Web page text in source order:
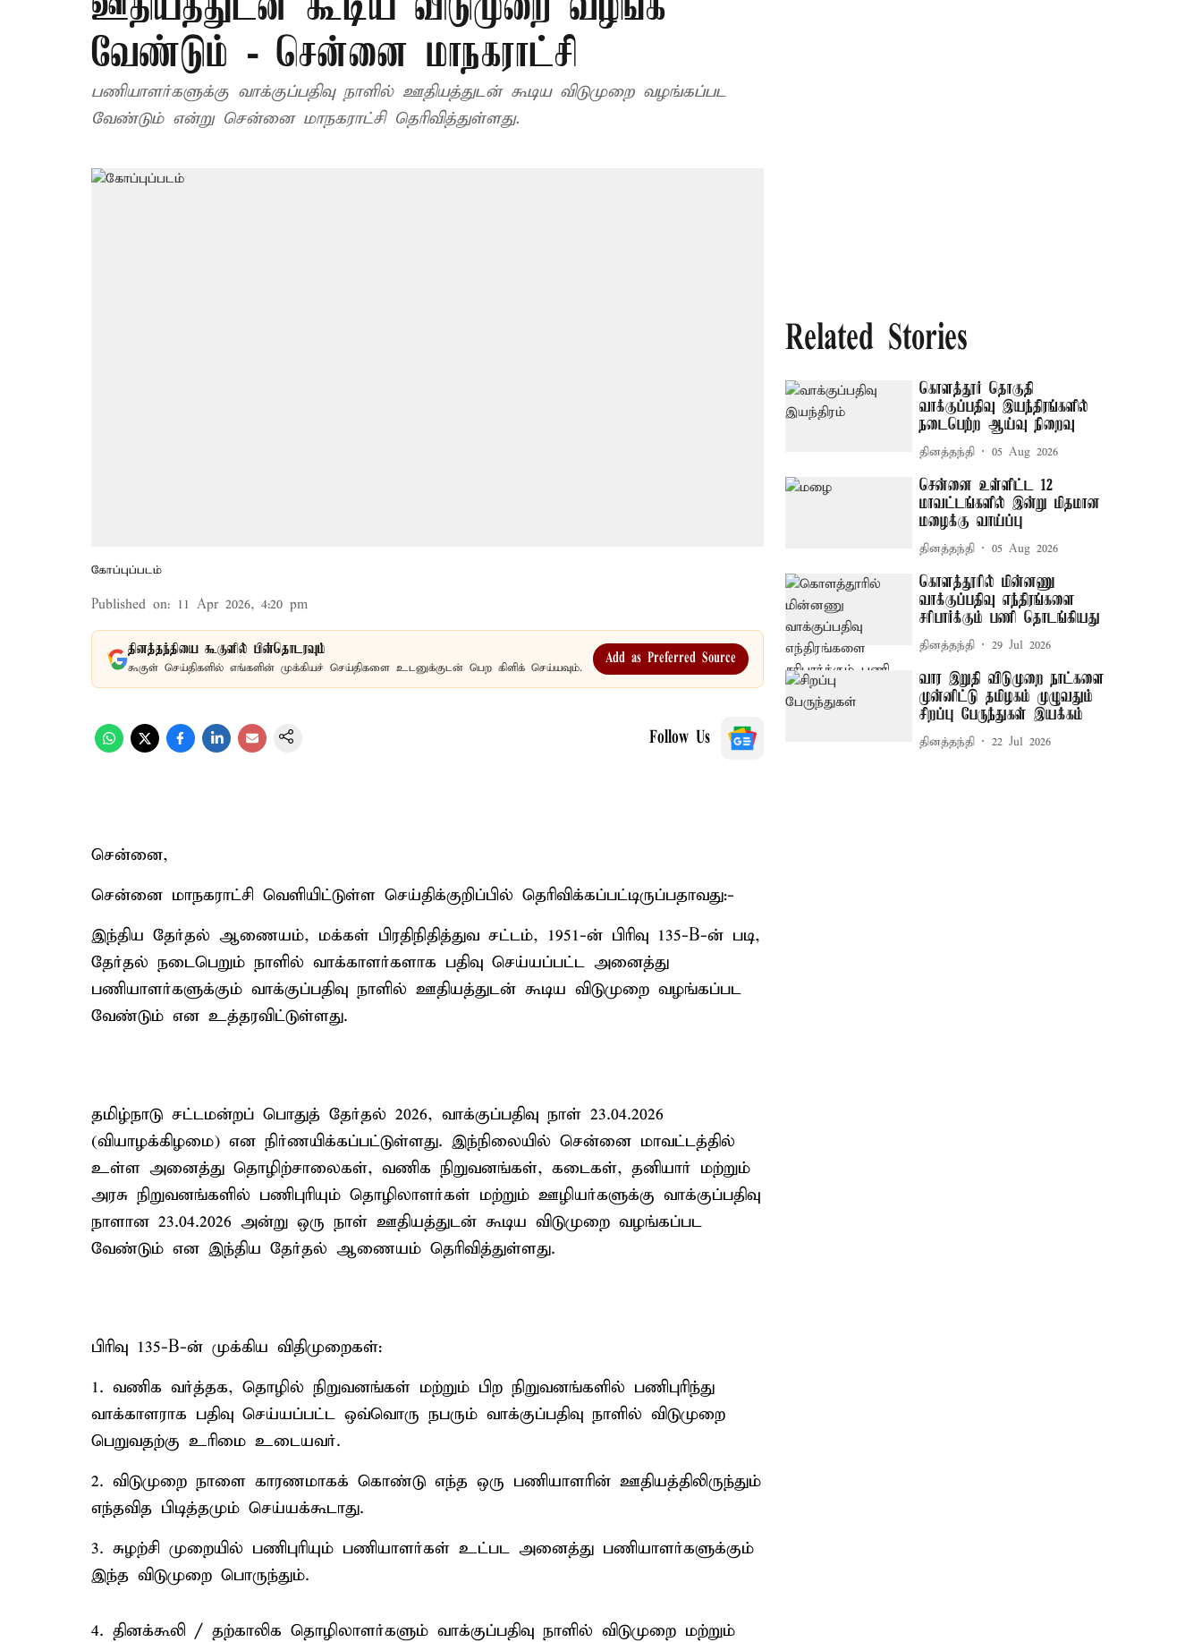
வேண்டும் - சென்னை மாநகராட்சி
பணியாளர்களுக்கு வாக்குப்பதிவு நாளில் ஊதியத்துடன் கூடிய விடுமுறை வழங்கப்பட
வேண்டும் என்று சென்னை மாநகராட்சி தெரிவித்துள்ளது.
கோப்புப்படம்
Published on: 11 Apr 2026, 4:20 pm
தினத்தந்தியை கூகுளில் பின்தொடரவும்
கூகுள் செய்திகளில் எங்களின் முக்கியச் செய்திகளை உடனுக்குடன் பெற கிளிக் செய்யவும்.
Add as Preferred Source
Follow Us
சென்னை,
சென்னை மாநகராட்சி வெளியிட்டுள்ள செய்திக்குறிப்பில் தெரிவிக்கப்பட்டிருப்பதாவது:-
இந்திய தேர்தல் ஆணையம், மக்கள் பிரதிநிதித்துவ சட்டம், 1951-ன் பிரிவு 135-B-ன் படி,
தேர்தல் நடைபெறும் நாளில் வாக்காளர்களாக பதிவு செய்யப்பட்ட அனைத்து
பணியாளர்களுக்கும் வாக்குப்பதிவு நாளில் ஊதியத்துடன் கூடிய விடுமுறை வழங்கப்பட
வேண்டும் என உத்தரவிட்டுள்ளது.
தமிழ்நாடு சட்டமன்றப் பொதுத் தேர்தல் 2026, வாக்குப்பதிவு நாள் 23.04.2026
(வியாழக்கிழமை) என நிர்ணயிக்கப்பட்டுள்ளது. இந்நிலையில் சென்னை மாவட்டத்தில்
உள்ள அனைத்து தொழிற்சாலைகள், வணிக நிறுவனங்கள், கடைகள், தனியார் மற்றும்
அரசு நிறுவனங்களில் பணிபுரியும் தொழிலாளர்கள் மற்றும் ஊழியர்களுக்கு வாக்குப்பதிவு
நாளான 23.04.2026 அன்று ஒரு நாள் ஊதியத்துடன் கூடிய விடுமுறை வழங்கப்பட
வேண்டும் என இந்திய தேர்தல் ஆணையம் தெரிவித்துள்ளது.
பிரிவு 135-B-ன் முக்கிய விதிமுறைகள்:
1. வணிக வர்த்தக, தொழில் நிறுவனங்கள் மற்றும் பிற நிறுவனங்களில் பணிபுரிந்து
வாக்காளராக பதிவு செய்யப்பட்ட ஒவ்வொரு நபரும் வாக்குப்பதிவு நாளில் விடுமுறை
பெறுவதற்கு உரிமை உடையவர்.
2. விடுமுறை நாளை காரணமாகக் கொண்டு எந்த ஒரு பணியாளரின் ஊதியத்திலிருந்தும்
எந்தவித பிடித்தமும் செய்யக்கூடாது.
3. சுழற்சி முறையில் பணிபுரியும் பணியாளர்கள் உட்பட அனைத்து பணியாளர்களுக்கும்
இந்த விடுமுறை பொருந்தும்.
4. தினக்கூலி / தற்காலிக தொழிலாளர்களும் வாக்குப்பதிவு நாளில் விடுமுறை மற்றும்
Related Stories
கொளத்தூர் தொகுதி
வாக்குப்பதிவு இயந்திரங்களில்
நடைபெற்ற ஆய்வு நிறைவு
தினத்தந்தி 05 Aug 2026
சென்னை உள்ளிட்ட 12
மாவட்டங்களில் இன்று மிதமான
மழைக்கு வாய்ப்பு
தினத்தந்தி 05 Aug 2026
கொளத்தூரில் மின்னணு
வாக்குப்பதிவு எந்திரங்களை
சரிபார்க்கும் பணி தொடங்கியது
தினத்தந்தி 29 Jul 2026
வார இறுதி விடுமுறை நாட்களை
முன்னிட்டு தமிழகம் முழுவதும்
சிறப்பு பேருந்துகள் இயக்கம்
தினத்தந்தி 22 Jul 2026